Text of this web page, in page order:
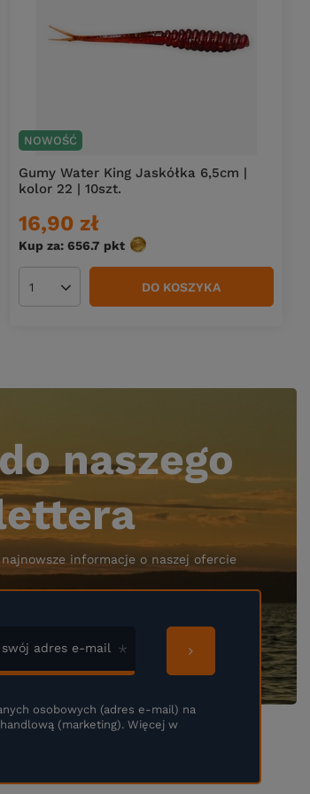
NOWOŚĆ
Gumy Water King Jaskółka 6,5cm |
kolor 22 | 10szt.
16,90 zł
Kup za: 656.7 pktpunktów
Ilość produktów DO KOSZYKA
naszego
informacje o naszej ofercie
swój adres e-mail
osobowych (adres e-mail) na
(marketing). Więcej w